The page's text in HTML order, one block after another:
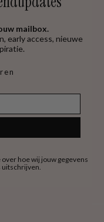
mailbox.
early access, nieuwe
hoe wij jouw gegevens
uitschrijven.